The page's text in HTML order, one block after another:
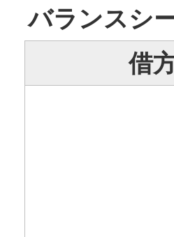
バランスシ
借